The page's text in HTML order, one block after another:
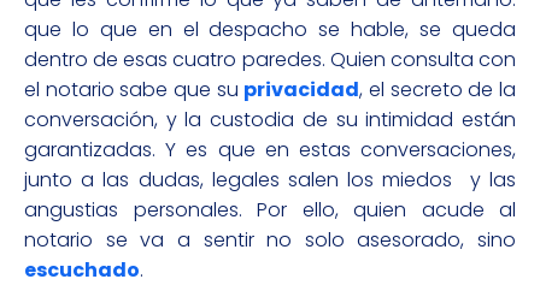
que lo que en el despacho se hable, se queda
dentro de esas cuatro paredes. Quien consulta con
el notario sabe que su privacidad, el secreto de la
conversación, y la custodia de su intimidad están
garantizadas. Y es que en estas conversaciones,
junto a las dudas, legales salen los miedos y las
angustias personales. Por ello, quien acude al
notario se va a sentir no solo asesorado, sino
escuchado.